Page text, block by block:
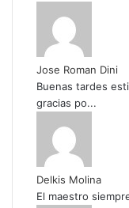
Jose Roman Dini
Buenas tardes
gracias po...
Delkis Molina
El maestro